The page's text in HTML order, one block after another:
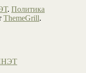
. Политика
ThemeGrill.